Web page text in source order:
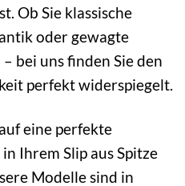
Ob Sie klassische
oder gewagte
bei uns finden Sie den
perfekt widerspiegelt.
eine perfekte
Ihrem Slip aus Spitze
Modelle sind in